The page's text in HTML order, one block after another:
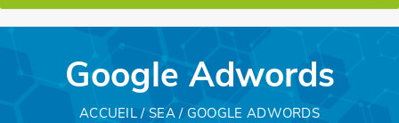
Google Adwords
ACCUEIL/ SEA/ GOOGLE ADWORDS